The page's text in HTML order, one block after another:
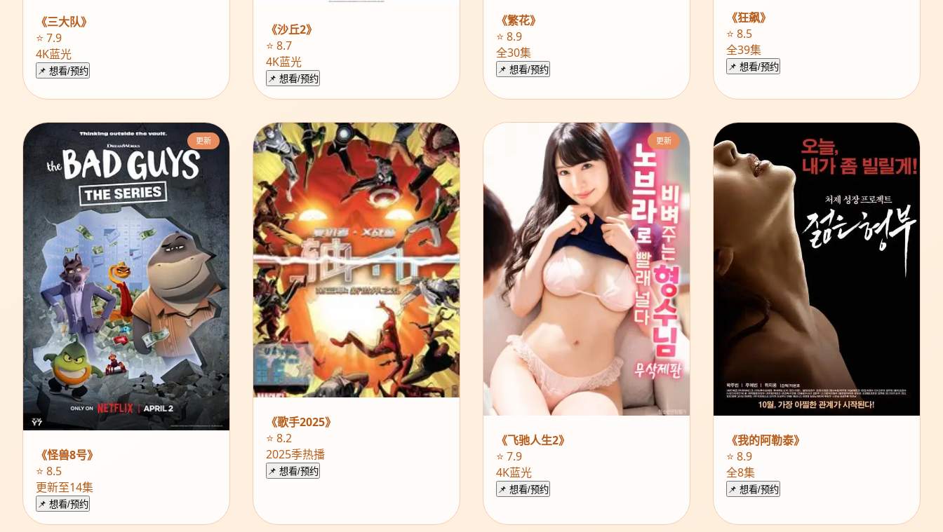
《三大队》
⭐ 7.9
4K蓝光
📌 想看/预约
《沙丘2》
⭐ 8.7
4K蓝光
📌 想看/预约
《繁花》
⭐ 8.9
全30集
📌 想看/预约
《狂飙》
⭐ 8.5
全39集
📌 想看/预约
更新
《怪兽8号》
⭐ 8.5
更新至14集
📌 想看/预约
《歌手2025》
⭐ 8.2
2025季热播
📌 想看/预约
更新
《飞驰人生2》
⭐ 7.9
4K蓝光
📌 想看/预约
《我的阿勒泰》
⭐ 8.9
全8集
📌 想看/预约